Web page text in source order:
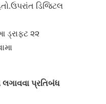
ડિજિટલ
ડ્રાફટ ૨૨
લગાવવા પ્રતિબંધ